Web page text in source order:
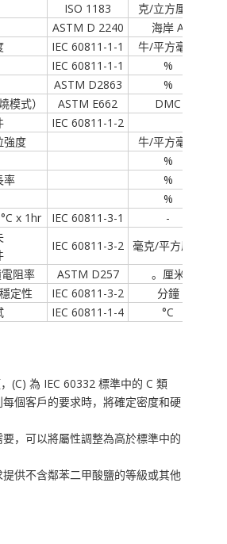
ISO 1183
克/立方厘米
ASTM D 2240
海岸 A
IEC 60811-1-1
牛/平方毫米
IEC 60811-1-1
%
ASTM D2863
%
模式）
ASTM E662
DMC
IEC 60811-1-2
強度
牛/平方毫米
%
率
%
%
x 1hr
IEC 60811-3-1
-
IEC 60811-3-2 毫克/平方厘米
阻率
ASTM D257
。厘米
定性
IEC 60811-3-2
分鐘
IEC 60811-1-4 °C
(C) 為 IEC 60332 標準中的 C 類
每個客戶的要求時，將確定密度和硬
，可以將屬性調整為高於標準中的
供不含鄰苯二甲酸鹽的等級或其他